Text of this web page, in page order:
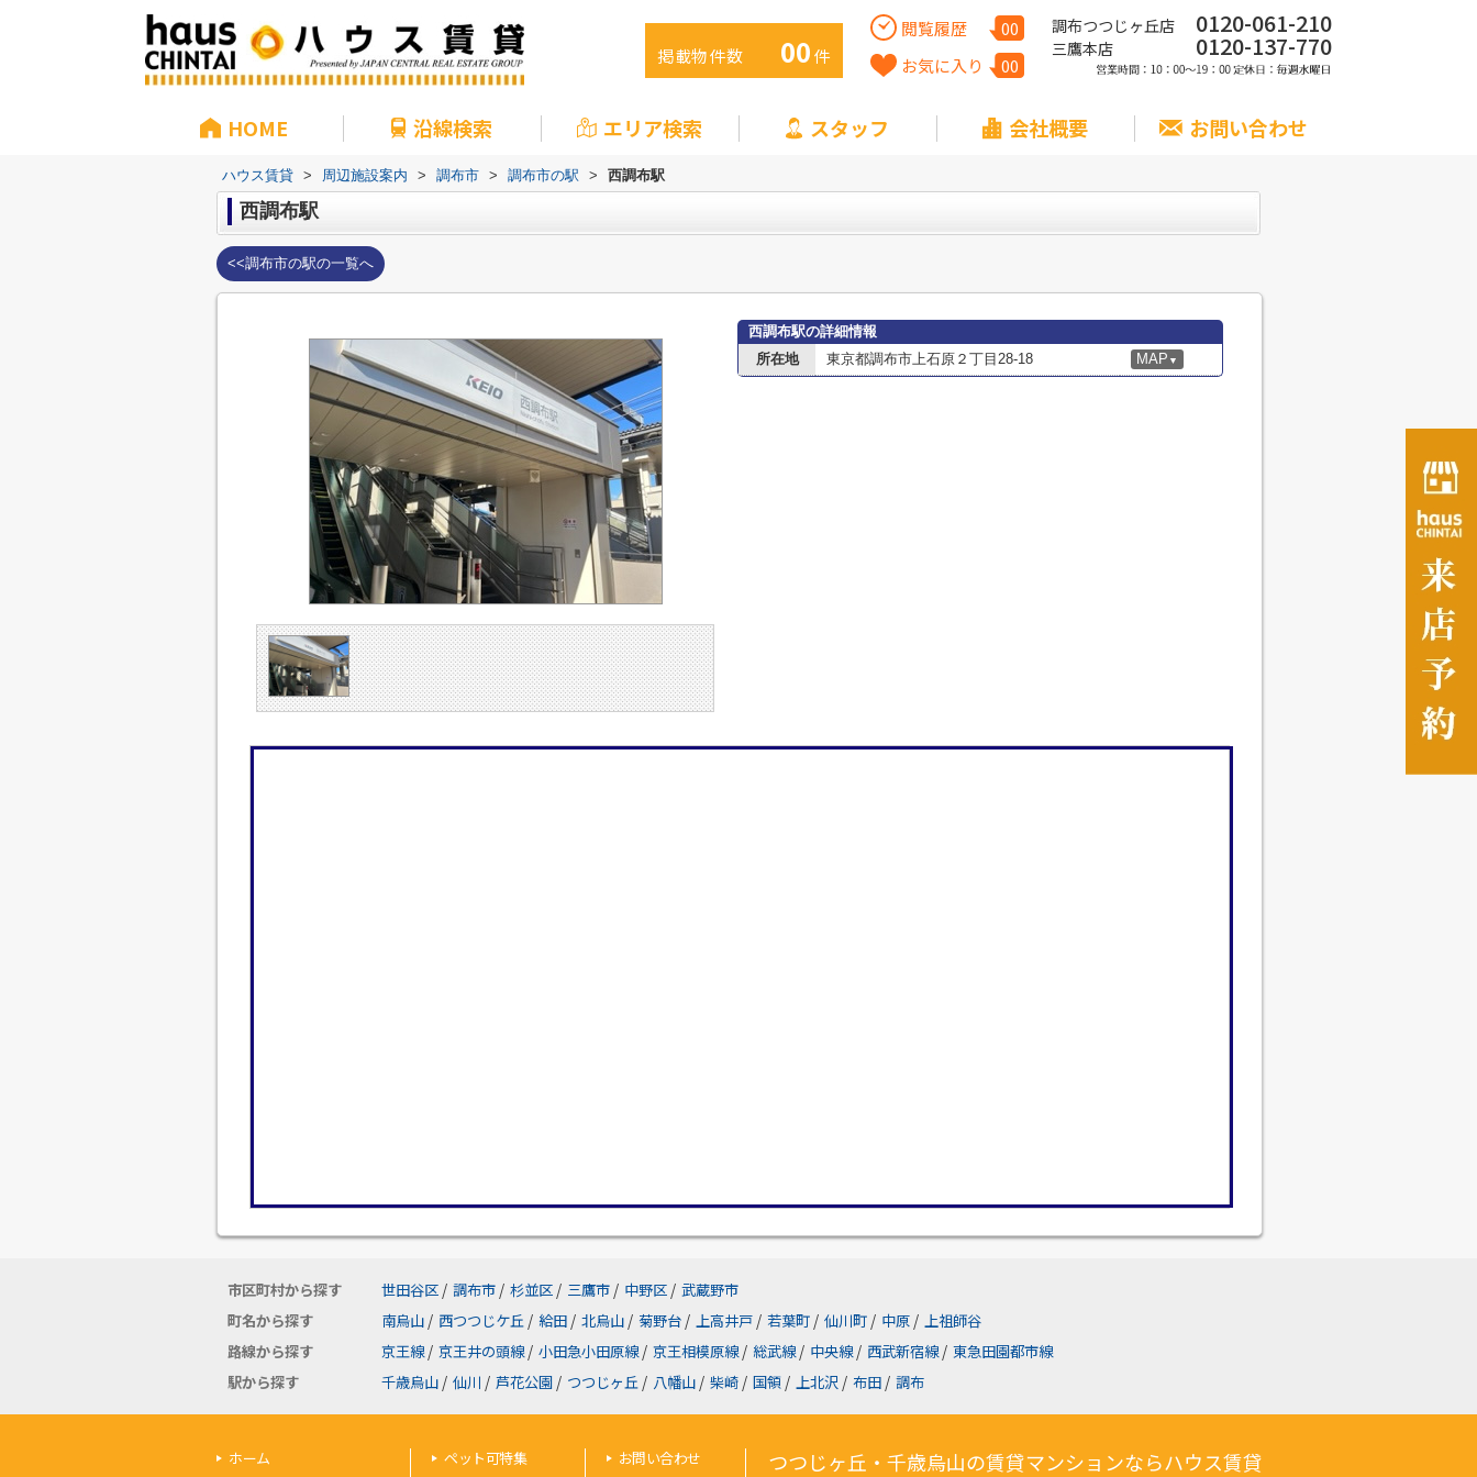
掲載物件数 00件
閲覧履歴
00
お気に入り
00
調布つつじヶ丘店 0120-061-210
三鷹本店 0120-137-770
HOME 沿線検索 エリア検索 スタッフ 会社概要 お問い合わせ
ハウス賃貸 > 周辺施設案内 > 調布市 > 調布市の駅 > 西調布駅
西調布駅
<<調布市の駅の一覧へ
西調布駅の詳細情報
所在地
東京都調布市上石原２丁目28-18 MAP ▼
市区町村から探す 世田谷区 / 調布市 / 杉並区 / 三鷹市 / 中野区 / 武蔵野市
町名から探す
南烏山 / 西つつじケ丘 / 給田 / 北烏山 / 菊野台 / 上高井戸 / 若葉町 / 仙川町 / 中原 / 上祖師谷
路線から探す
京王線 / 京王井の頭線 / 小田急小田原線 / 京王相模原線 / 総武線 / 中央線 / 西武新宿線 / 東急田園都市線
駅から探す
千歳烏山 / 仙川 / 芦花公園 / つつじヶ丘 / 八幡山 / 柴崎 / 国領 / 上北沢 / 布田 / 調布
ホーム
ペット可特集
お問い合わせ
つつじヶ丘・千歳烏山の賃貸マンションならハウス賃貸